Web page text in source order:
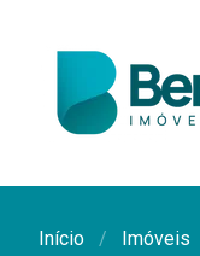
Início Imóveis